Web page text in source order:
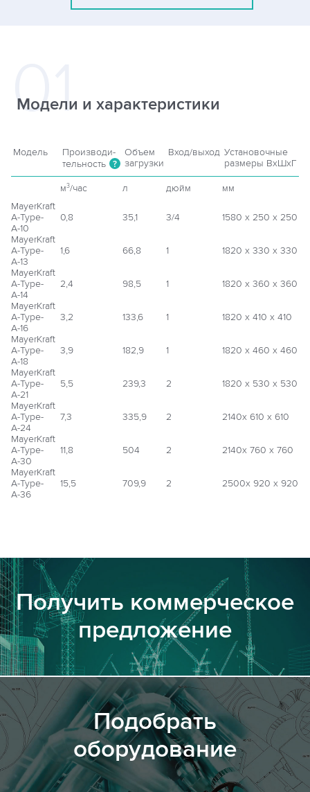
Модели и характеристики
Модель Производи- Объем Вход/выход Установочные
тельность
? загрузки размеры ВхШхГ
м3/час л дюйм
мм
MayerKraft
A-Type-
А-10
0,8 35,1 3/4
1580 х 250 х 250
MayerKraft
A-Type-
А-13
1,6 66,8 1
1820 х 330 х 330
MayerKraft
A-Type-
А-14
2,4 98,5 1
1820 х 360 х 360
MayerKraft
A-Type-
А-16
3,2 133,6 1
1820 х 410 х 410
MayerKraft
A-Type-
А-18
3,9 182,9 1
1820 х 460 х 460
MayerKraft
A-Type-
А-21
5,5 239,3 2
1820 х 530 х 530
MayerKraft
A-Type-
А-24
7,3 335,9 2
2140х 610 х 610
MayerKraft
A-Type-
А-30
11,8 504 2
2140х 760 х 760
MayerKraft
A-Type-
А-36
15,5 709,9 2 2500х 920 х 920
Получить коммерческое
предложение
Подобрать
оборудование